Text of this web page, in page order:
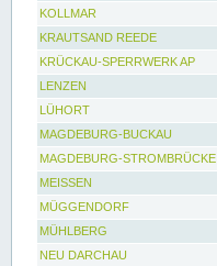
KOLLMAR
KRAUTSAND REEDE
KRÜCKAU-SPERRWERK AP
LENZEN
LÜHORT
MAGDEBURG-BUCKAU
MAGDEBURG-STROMBRÜCKE
MEISSEN
MÜGGENDORF
MÜHLBERG
NEU DARCHAU